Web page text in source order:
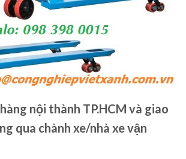
nội thành TP.HCM và giao
qua chành xe/nhà xe vận